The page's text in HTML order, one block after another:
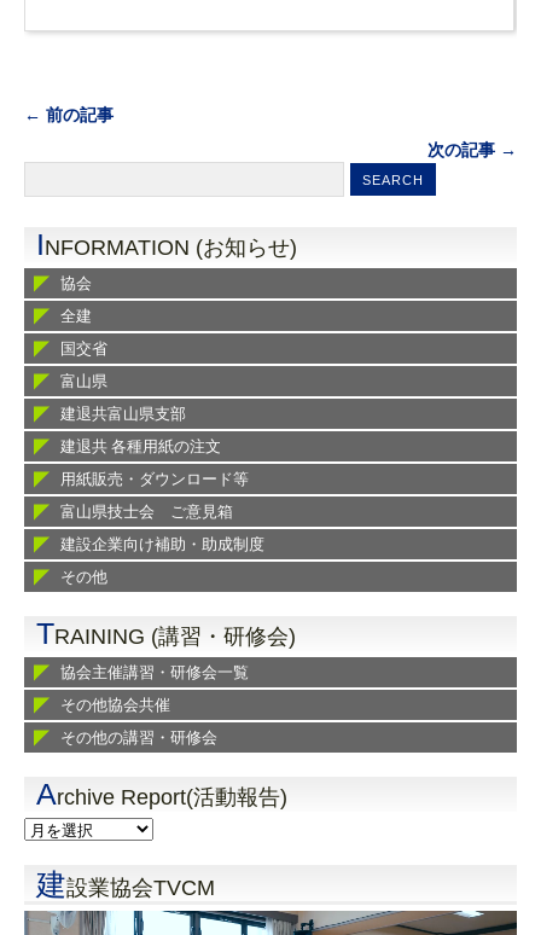
← 前の記事
次の記事 →
INFORMATION (お知らせ)
協会
全建
国交省
富山県
建退共富山県支部
建退共 各種用紙の注文
用紙販売・ダウンロード等
富山県技士会 ご意見箱
建設企業向け補助・助成制度
その他
TRAINING (講習・研修会)
協会主催講習・研修会一覧
その他協会共催
その他の講習・研修会
Archive Report(活動報告)
建設業協会TVCM